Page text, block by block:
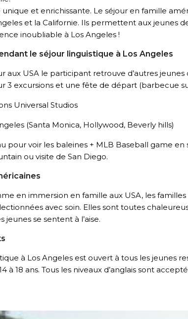
et enrichissante. Le séjour en famille
et la Californie. Ils permettent aux jeunes
inoubliable à Los Angeles !
le séjour linguistique à Los Angeles
aux USA le participant retrouve d’autres
3 excursions et une fête de départ (barbecue
Universal Studios
(Santa Monica, Hollywood, Beverly hills)
pour voir les baleines + MLB Baseball game en
ou visite de San Diego.
en immersion en famille aux USA, les
avec soin. Elles sont toutes
se sentent à l’aise.
à Los Angeles est ouvert à tous les jeunes
à 18 ans. Tous les niveaux d’anglais sont